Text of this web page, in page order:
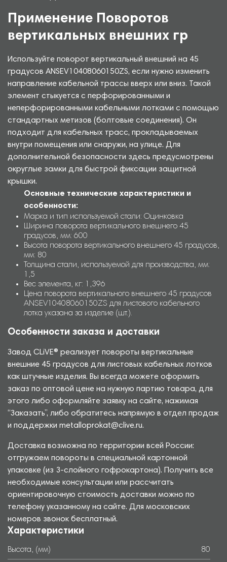
Применение Поворотов
вертикальных внешних гр
Используйте поворот вертикальный внешний на 45
градусов ANSEV10408060150ZS, если нужно изменить
направление кабельной трассы вверх или вниз. Такой
элемент стыкуется с перфорированными и
неперфорированными кабельными лотками с помощью
стандартных метизов (болтовые соединения). Он
подходит для кабельных трасс, прокладываемых
внутри помещения или снаружи, на улице. Для
дополнительной безопасности здесь предусмотрены
округлые замки для быстрой фиксации защитной
крышки.
Основные технические характеристики и
особенности:
Марка и тип используемой стали: Оцинковка
Ширина поворота вертикального внешнего 45
градусов, мм: 600
Высота поворота вертикального внешнего 45 градусов,
мм: 80
Толщина стали, используемой для производства, мм:
1,5
Вес элемента, кг: 1,396
Цена поворота вертикального внешнего 45 градусов
ANSEV10408060150ZS для листового кабельного
лотка указана за изделие (шт.).
Особенности заказа и доставки
Завод CLiVE® реализует повороты вертикальные
внешние 45 градусов для листовых кабельных лотков
как штучные изделия. Вы всегда можете оформить
заказ по оптовой цене на нужную партию товара, для
этого либо оформляйте заявку на сайте, нажимая
“Заказать”, либо обратитесь напрямую в отдел продаж
и поддержки metalloprokat@clive.ru.
Доставка возможна по территории всей России:
отгружаем повороты в специальной картонной
упаковке (из 3-слойного гофрокартона). Получить все
необходимые консультации или рассчитать
ориентировочную стоимость доставки можно по
телефону указанному на сайте. Для московских
номеров звонок бесплатный.
Характеристики
Высота, (мм) 80